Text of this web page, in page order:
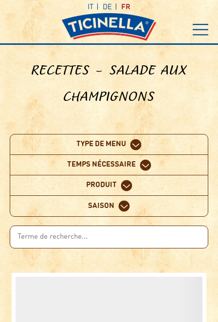
IT DE FR
RECETTES – SALADE AUX
CHAMPIGNONS
TYPE DE MENU
TEMPS NÉCESSAIRE
PRODUIT
SAISON